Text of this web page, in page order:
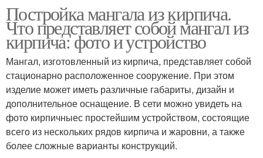
Постройка мангала из кирпича.
Что представляет собой мангал из
кирпича: фото и устройство
Мангал, изготовленный из кирпича, представляет собой
стационарно расположенное сооружение. При этом
изделие может иметь различные габариты, дизайн и
дополнительное оснащение. В сети можно увидеть на
фото кирпичныес простейшим устройством, состоящие
всего из нескольких рядов кирпича и жаровни, а также
более сложные варианты конструкций.